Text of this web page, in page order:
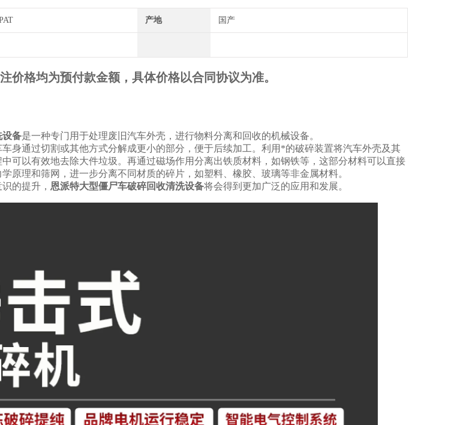
产地 国产
价格均为预付款金额，具体价格以合同协议为准。
设备是一种专门用于处理废旧汽车外壳，进行物料分离和回收的机械设备。
身通过切割或其他方式分解成更小的部分，便于后续加工。利用*的破碎装置将汽车外壳及其
可以有效地去除大件垃圾。再通过磁场作用分离出铁质材料，如钢铁等，这部分材料可以直接
原理和筛网，进一步分离不同材质的碎片，如塑料、橡胶、玻璃等非金属材料。
的提升， 恩派特大型僵尸车破碎回收清洗设备将会得到更加广泛的应用和发展。